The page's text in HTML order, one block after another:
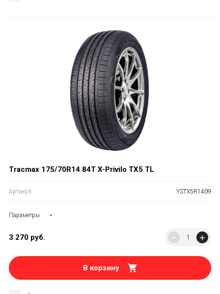
Tracmax 175/70R14 84T X-Privilo TX5 TL
Артикул: YSTX5R1409
Параметры
3 270 руб. − +
В корзину